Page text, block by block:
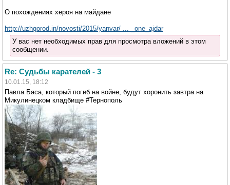
О похождениях хероя на майдане
http://uzhgorod.in/novosti/2015/yanvar/ ... _one_ajdar
У вас нет необходимых прав для просмотра вложений в этом
сообщении.
Re: Судьбы карателей - 3
10.01.15, 18:12
Павла Баса, который погиб на войне, будут хоронить завтра на
Микулинецком кладбище #Тернополь